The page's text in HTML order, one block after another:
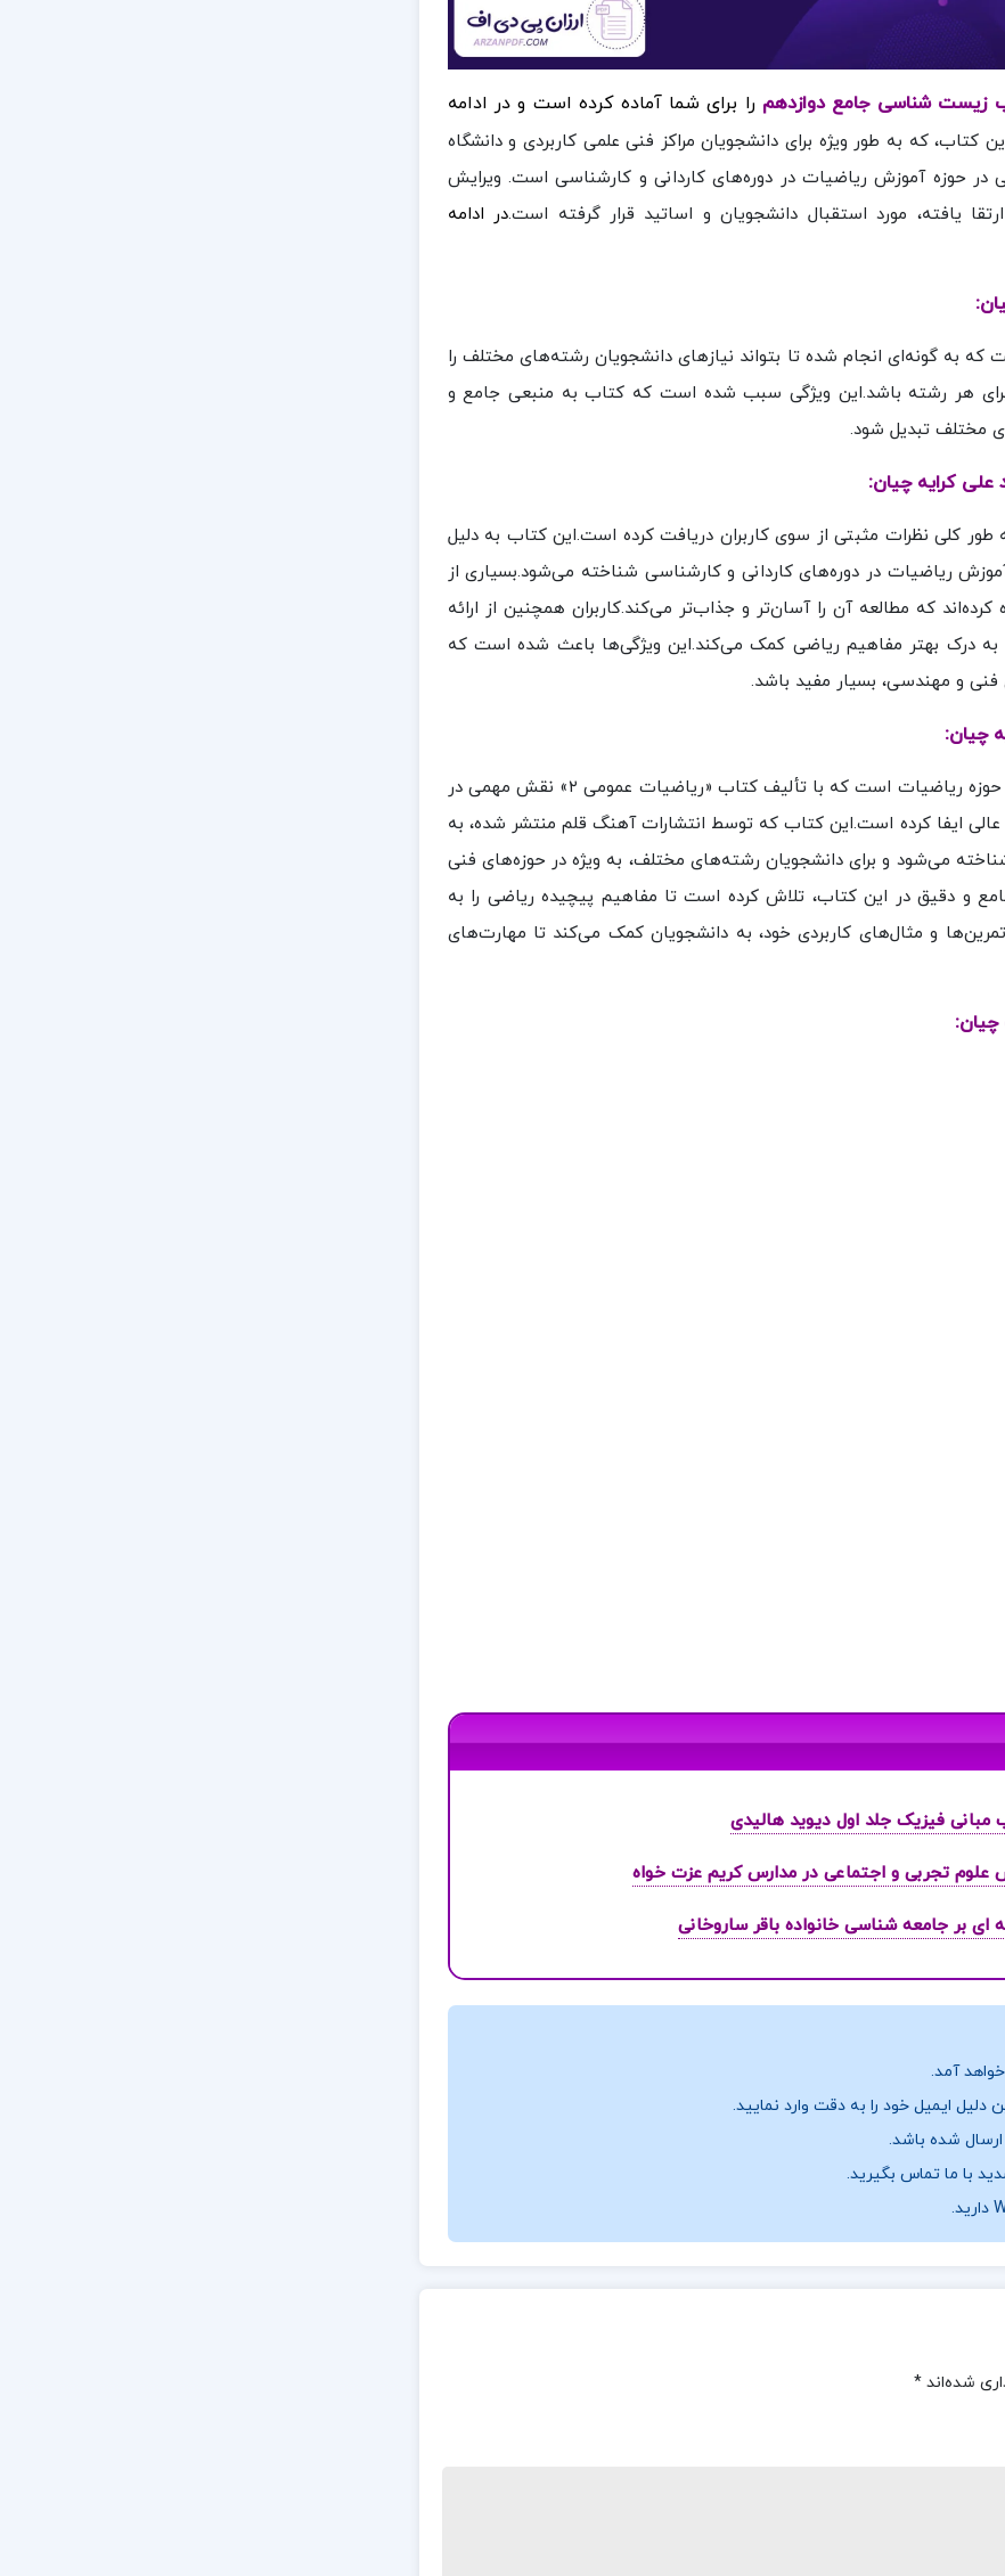
را برای شما آماده کرده است و در ادامه
کتاب، که به طور ویژه برای دانشجویان مراکز فنی علمی کاربردی و دانشگاه
در حوزه آموزش ریاضیات در دوره‌های کاردانی و کارشناسی است. ویرایش
یافته، مورد استقبال دانشجویان و اساتید قرار گرفته است.در ادامه
به گونه‌ای انجام شده تا بتواند نیازهای دانشجویان رشته‌های مختلف را
برای هر رشته باشد.این ویژگی سبب شده است که کتاب به منبعی جامع و
مختلف تبدیل شود.
کرایه چیان، به طور کلی نظرات مثبتی از سوی کاربران دریافت کرده است.این کتاب به دلیل
ریاضیات در دوره‌های کاردانی و کارشناسی شناخته می‌شود.بسیاری از
که مطالعه آن را آسان‌تر و جذاب‌تر می‌کند.کاربران همچنین از ارائه
به درک بهتر مفاهیم ریاضی کمک می‌کند.این ویژگی‌ها باعث شده است که
فنی و مهندسی، بسیار مفید باشد.
محمد علی کرایه‌چیان یکی از نویسندگان و اساتید برجسته در حوزه ریاضیات است که با تألیف کتاب «ریاضیات عمومی ۲» نقش مهمی در
ایفا کرده است.این کتاب که توسط انتشارات آهنگ قلم منتشر شده، به
می‌شود و برای دانشجویان رشته‌های مختلف، به ویژه در حوزه‌های فنی
و دقیق در این کتاب، تلاش کرده است تا مفاهیم پیچیده ریاضی را به
تمرین‌ها و مثال‌های کاربردی خود، به دانشجویان کمک می‌کند تا مهارت‌های
آمد.
ایمیل خود را به دقت وارد نمایید.
با ما تماس بگیرید.
شده‌اند*